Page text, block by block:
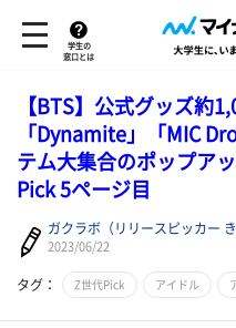
学生の
窓口とは
【BTS】公式グッズ約
「Dynamite」「MIC
テム大集合のポップア
Pick 5ページ目
ガクラボ（リリースピッカー き
2023/06/22
タグ： Z世代Pick アイドル